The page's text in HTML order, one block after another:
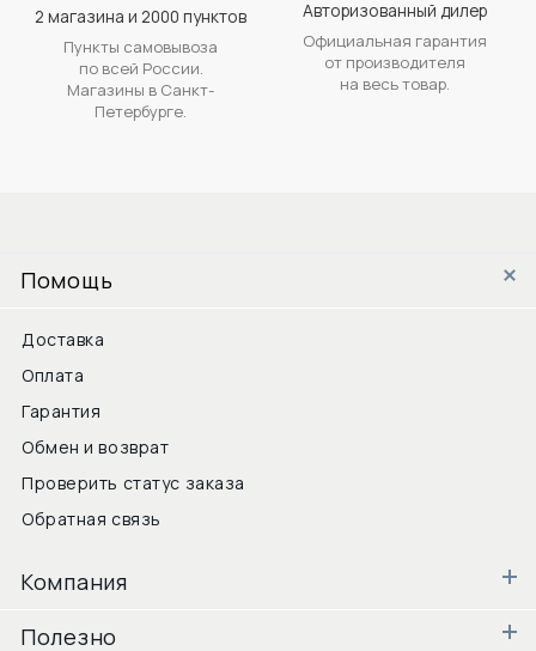
2 магазина и 2000 пунктов
Пункты самовывоза
по всей России.
Магазины в Санкт-
Петербурге.
Авторизованный дилер
Официальная гарантия
от производителя
на весь товар.
Помощь
Доставка
Оплата
Гарантия
Обмен и возврат
Проверить статус заказа
Обратная связь
Компания
Полезно